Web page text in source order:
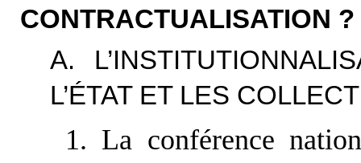
CONTRACTUALISATION ?
A.
L’ÉTAT ET LES
1. La conférence